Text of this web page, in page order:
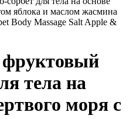
яблока и маслом жасмина
Body Massage Salt Apple &
тела на
моря с